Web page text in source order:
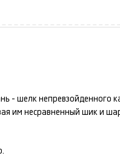
- шелк непревзойденного
им несравненный шик и